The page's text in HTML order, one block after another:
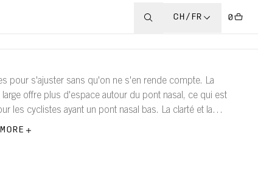
CH/FR 0
pour s'ajuster sans qu'on ne s'en rende compte. La
large offre plus d'espace autour du pont nasal, ce qui est
les cyclistes ayant un pont nasal bas. La clarté et la
sont toujours au rendez-vous, mais la forme a été